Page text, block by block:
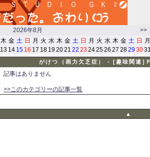
2026年8月
>>
木 金 土 日 月 火 水 木 金 土 日 月 火 水 木 金 土 日
月
13 14 15 16 17 18 19 2021 22 23 242526 27 2829 3031
がけつ（画力欠乏症） - [趣味関連]
記事はありません
>>このカテゴリーの記事一覧
▲